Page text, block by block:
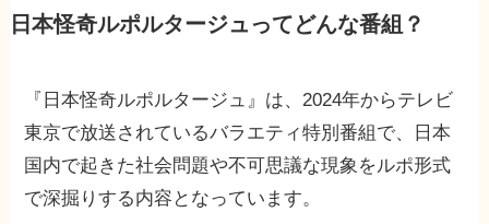
日本怪奇ルポルタージュってどんな番組？
『日本怪奇ルポルタージュ』は、2024年からテレビ
東京で放送されているバラエティ特別番組で、日本
国内で起きた社会問題や不可思議な現象をルポ形式
で深掘りする内容となっています。